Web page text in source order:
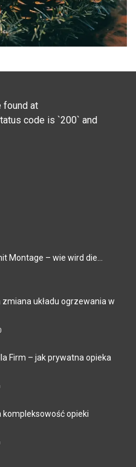
found at
code is `200` and
Montage – wie wird die...
układu ogrzewania w
Firm – jak prywatna opieka
kompleksowość opieki